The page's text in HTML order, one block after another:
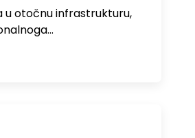
u otočnu infrastrukturu,